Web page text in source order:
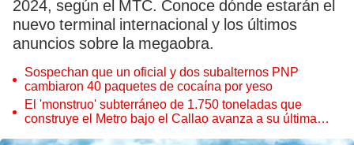
2024, según el MTC. Conoce dónde estarán el
nuevo terminal internacional y los últimos
anuncios sobre la megaobra.
Sospechan que un oficial y dos subalternos PNP
cambiaron 40 paquetes de cocaína por yeso
El 'monstruo' subterráneo de 1.750 toneladas que
construye el Metro bajo el Callao avanza a su última